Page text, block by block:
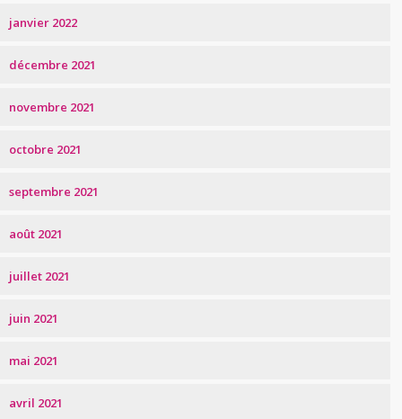
janvier 2022
décembre 2021
novembre 2021
octobre 2021
septembre 2021
août 2021
juillet 2021
juin 2021
mai 2021
avril 2021